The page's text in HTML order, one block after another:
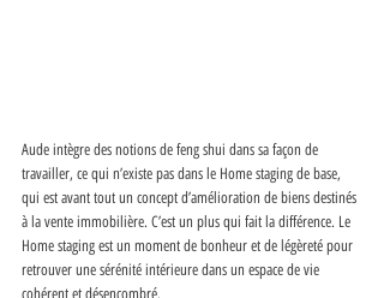
Aude intègre des notions de feng shui dans sa façon de
travailler, ce qui n’existe pas dans le Home staging de base,
qui est avant tout un concept d’amélioration de biens destinés
à la vente immobilière. C’est un plus qui fait la différence. Le
Home staging est un moment de bonheur et de légèreté pour
retrouver une sérénité intérieure dans un espace de vie
cohérent et désencombré.